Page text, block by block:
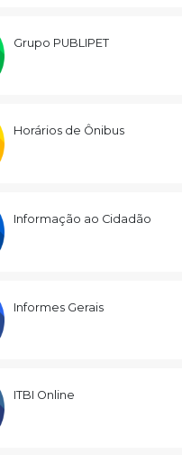
Grupo PUBLIPET
Horários de Ônibus
Informação ao Cidadão
Informes Gerais
ITBI Online